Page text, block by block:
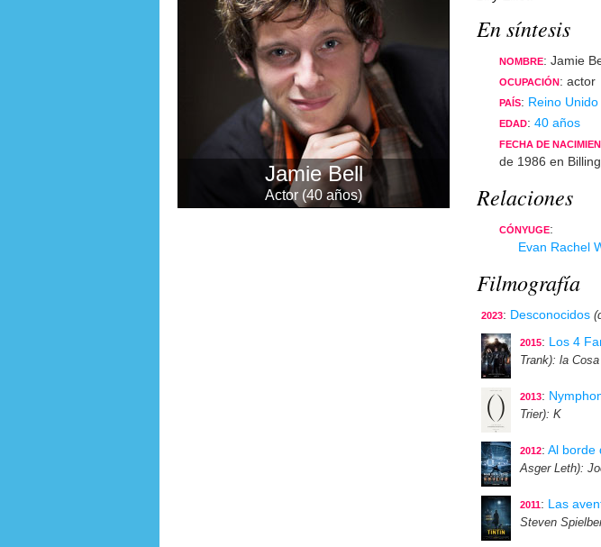
Jamie Bell
Actor (40 años)
En síntesis
NOMBRE: Jamie
OCUPACIÓN: actor
PAÍS: Reino Unido
EDAD: 40 años
FECHA DE
de 1986 en
Relaciones
CÓNYUGE:
Evan Rachel
Filmografía
2023: Desconocidos
2015: Los 4
Trank): la Cosa
2013:
Trier): K
2012: Al borde
Asger Leth):
2011: Las
Steven